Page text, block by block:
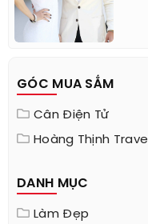
GÓC MUA SẮM
Cân Điện Tử
Hoàng Thịnh Travel
DANH MỤC
Làm Đẹp